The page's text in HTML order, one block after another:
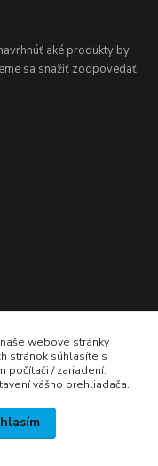
aké produkty by
sa snažiť zodpovedať
webové stránky
stránok súhlasíte s
počítači / zariadení.
vášho prehliadača.